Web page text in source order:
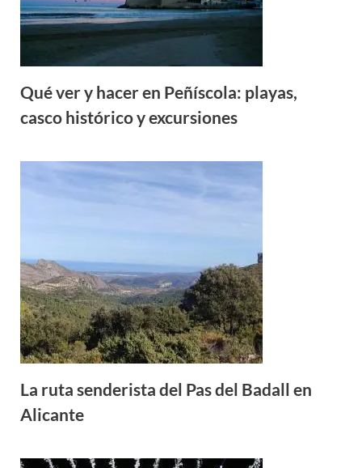
Qué ver y hacer en Peñíscola: playas,
casco histórico y excursiones
La ruta senderista del Pas del Badall en
Alicante